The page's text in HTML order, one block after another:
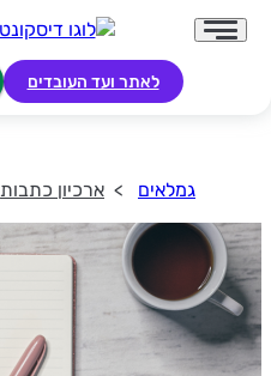
לאתר ועד העובדים
גמלאים ארכיון כתבות